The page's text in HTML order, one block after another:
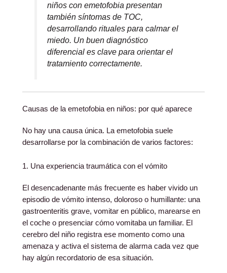
niños con emetofobia presentan
también síntomas de TOC,
desarrollando rituales para calmar el
miedo. Un buen diagnóstico
diferencial es clave para orientar el
tratamiento correctamente.
Causas de la emetofobia en niños: por qué aparece
No hay una causa única. La emetofobia suele
desarrollarse por la combinación de varios factores:
1. Una experiencia traumática con el vómito
El desencadenante más frecuente es haber vivido un
episodio de vómito intenso, doloroso o humillante: una
gastroenteritis grave, vomitar en público, marearse en
el coche o presenciar cómo vomitaba un familiar. El
cerebro del niño registra ese momento como una
amenaza y activa el sistema de alarma cada vez que
hay algún recordatorio de esa situación.